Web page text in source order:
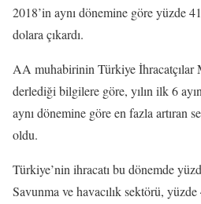
2018’in aynı dönemine göre yüzde
dolara çıkardı.
AA muhabirinin Türkiye
derlediği bilgilere göre, yılın ilk 6
aynı dönemine göre en fazla artıran
oldu.
Türkiye’nin ihracatı bu dönemde
Savunma ve havacılık sektörü,